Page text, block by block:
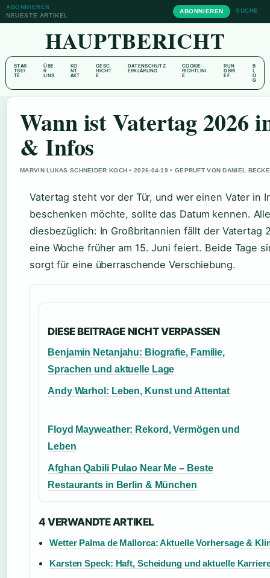
ABONNIEREN
NEUESTE ARTIKEL
ABONNIEREN SUCHE
HAUPTBERICHT
STAR
TSEI
TE
ÜBE
R
UNS
KO
NT
AKT
GESC
HICHT
E
DATENSCHUTZ
ERKLÄRUNG
COOKIE-
RICHTLINI
E
RUN
DBRI
EF
B
L
O
G
Wann ist Vatertag 2026
& Infos
MARVIN LUKAS SCHNEIDER KOCH • 2026-04-19 • GEPRUFT VON DANIEL
Vatertag steht vor der Tür, und wer einen Vater in
beschenken möchte, sollte das Datum kennen.
diesbezüglich: In Großbritannien fällt der Vatertag
eine Woche früher am 15. Juni feiert. Beide Tage
sorgt für eine überraschende Verschiebung.
DIESE BEITRAGE NICHT VERPASSEN
Benjamin Netanjahu: Biografie, Familie,
Sprachen und aktuelle Lage
Andy Warhol: Leben, Kunst und Attentat
Floyd Mayweather: Rekord, Vermögen und
Leben
Afghan Qabili Pulao Near Me – Beste
Restaurants in Berlin & München
4 VERWANDTE ARTIKEL
Wetter Palma de Mallorca: Aktuelle Vorhersage &
Karsten Speck: Haft, Scheidung und aktuelle